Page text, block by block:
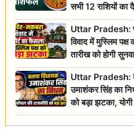
सभी 12 राशियों का
Uttar Pradesh:
विवाद में मुस्लिम
तारीख को होगी
Uttar Pradesh:
उमाशंकर सिंह का
को बड़ा झटका,